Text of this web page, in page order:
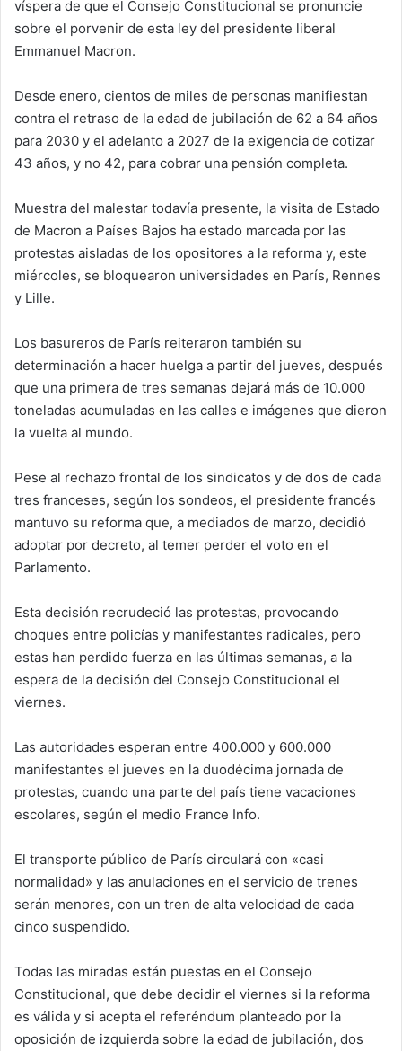
víspera de que el Consejo Constitucional se pronuncie
sobre el porvenir de esta ley del presidente liberal
Emmanuel Macron.
Desde enero, cientos de miles de personas manifiestan
contra el retraso de la edad de jubilación de 62 a 64 años
para 2030 y el adelanto a 2027 de la exigencia de cotizar
43 años, y no 42, para cobrar una pensión completa.
Muestra del malestar todavía presente, la visita de Estado
de Macron a Países Bajos ha estado marcada por las
protestas aisladas de los opositores a la reforma y, este
miércoles, se bloquearon universidades en París, Rennes
y Lille.
Los basureros de París reiteraron también su
determinación a hacer huelga a partir del jueves, después
que una primera de tres semanas dejará más de 10.000
toneladas acumuladas en las calles e imágenes que dieron
la vuelta al mundo.
Pese al rechazo frontal de los sindicatos y de dos de cada
tres franceses, según los sondeos, el presidente francés
mantuvo su reforma que, a mediados de marzo, decidió
adoptar por decreto, al temer perder el voto en el
Parlamento.
Esta decisión recrudeció las protestas, provocando
choques entre policías y manifestantes radicales, pero
estas han perdido fuerza en las últimas semanas, a la
espera de la decisión del Consejo Constitucional el
viernes.
Las autoridades esperan entre 400.000 y 600.000
manifestantes el jueves en la duodécima jornada de
protestas, cuando una parte del país tiene vacaciones
escolares, según el medio France Info.
El transporte público de París circulará con «casi
normalidad» y las anulaciones en el servicio de trenes
serán menores, con un tren de alta velocidad de cada
cinco suspendido.
Todas las miradas están puestas en el Consejo
Constitucional, que debe decidir el viernes si la reforma
es válida y si acepta el referéndum planteado por la
oposición de izquierda sobre la edad de jubilación, dos